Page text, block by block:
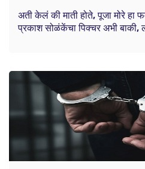
अती केलं की माती होते, पूजा मोरे
प्रकाश सोळंकेंचा पिक्चर अभी बाकी,